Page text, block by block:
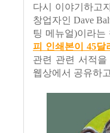
다시 이야기하고
창업자인 Dave
팅 메뉴얼)이라는
피 인쇄본이 45달
관련 관련 서적을
웹상에서 공유하